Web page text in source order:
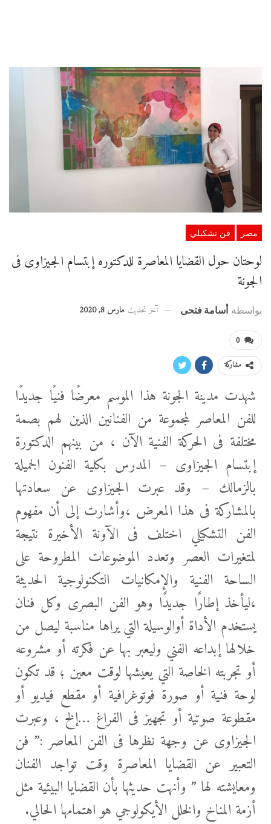
مصر فن تشكيلي
لوحتان حول القضايا المعاصرة للدكتوره إبتسام الجيزاوى فى
الجونة
بواسطة أسامة فتحى آخر تحديث مارس 8, 2020
0
مشاركة
شهدت مدينة الجونة هذا الموسم معرضًا فنيًا جديدًا
للفن المعاصر لمجموعة من الفنانين الذين لهم بصمة
مختلفة فى الحركة الفنية الآن ، من بينهم الدكتورة
إبتسام الجيزاوى – المدرس بكلية الفنون الجميلة
بالزمالك – وقد عبرت الجيزاوى عن سعادتها
بالمشاركة فى هذا المعرض ،وأشارت إلى أن مفهوم
الفن التشكيلي اختلف فى الآونة الأخيرة نتيجة
لمتغيرات العصر وتعدد الموضوعات المطروحة على
الساحة الفنية والإمكانيات التكنولوجية الحديثة
،ليأخذ إطارًا جديدًا وهو الفن البصرى وكل فنان
يستخدم الأداة أوالوسيلة التي يراها مناسبة ليصل من
خلالها إبداعه الفني وليعبر بها عن فكرته أو مشروعه
أو تجربته الخاصة التي يعيشها لوقت معين ؛ قد تكون
لوحة فنية أو صورة فوتوغرافية أو مقطع فيديو أو
مقطوعة صوتية أو تجهيز فى الفراغ …إلخ ، وعبرت
الجيزاوى عن وجهة نظرها فى الفن المعاصر :” فن
التعبير عن القضايا المعاصرة وقت تواجد الفنان
ومعايشته لها ” وأنهت حديثها بأن القضايا البيئية مثل
أزمة المناخ والخلل الأيكولوجي هو اهتمامها الحالي.